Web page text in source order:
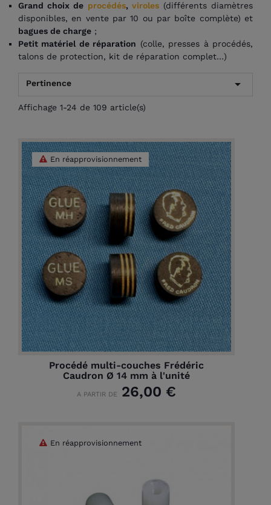
Grand choix de procédés, viroles(différents diamètres
disponibles, en vente par 10 ou par boîte complète) et
bagues de charge ;
Petit matériel de réparation (colle, presses à procédés,
talons de protection, kit de réparation complet…)
Pertinence 
Affichage 1-24 de 109 article(s)
Procédé multi-couches Frédéric
Caudron Ø 14 mm à l'unité
A PARTIR DE 26,00 €
En réapprovisionnement
En réapprovisionnement